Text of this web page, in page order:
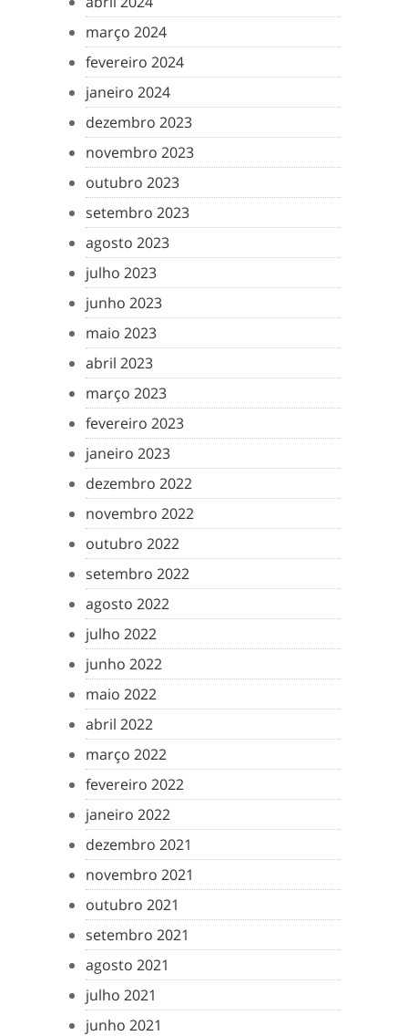
março 2024
fevereiro 2024
janeiro 2024
dezembro 2023
novembro 2023
outubro 2023
setembro 2023
agosto 2023
julho 2023
junho 2023
maio 2023
abril 2023
março 2023
fevereiro 2023
janeiro 2023
dezembro 2022
novembro 2022
outubro 2022
setembro 2022
agosto 2022
julho 2022
junho 2022
maio 2022
abril 2022
março 2022
fevereiro 2022
janeiro 2022
dezembro 2021
novembro 2021
outubro 2021
setembro 2021
agosto 2021
julho 2021
junho 2021